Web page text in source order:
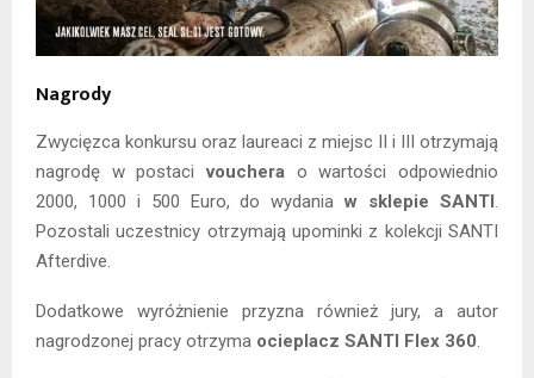
Nagrody
Zwycięzca konkursu oraz laureaci z miejsc II i III otrzymają
nagrodę w postacivouchera o wartości odpowiednio
2000, 1000 i 500 Euro, do wydania w sklepie SANTI.
Pozostali uczestnicy otrzymają upominki z kolekcji SANTI
Afterdive.
Dodatkowe wyróżnienie przyzna również jury, a autor
nagrodzonej pracy otrzyma ocieplacz SANTI Flex 360.